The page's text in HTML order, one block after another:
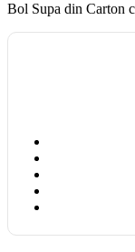
Bol Supa din Carton